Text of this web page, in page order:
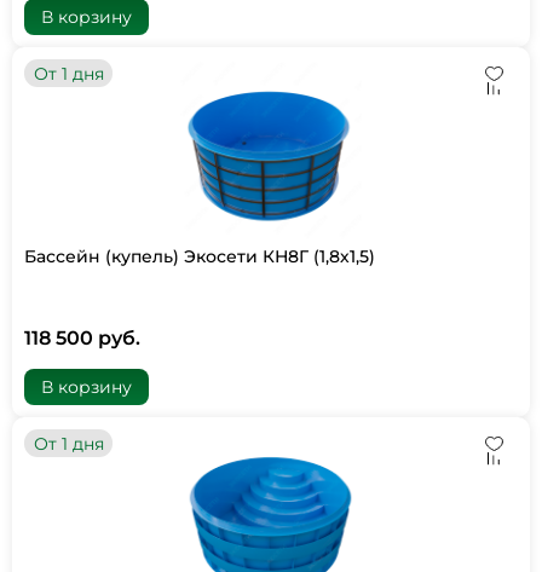
В корзину
От 1 дня
Бассейн (купель) Экосети КН8Г (1,8х1,5)
118 500 руб.
В корзину
От 1 дня